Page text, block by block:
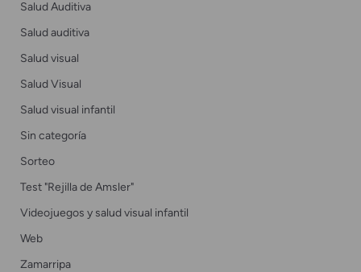
Salud Auditiva
Salud auditiva
Salud visual
Salud Visual
Salud visual infantil
Sin categoría
Sorteo
Test "Rejilla de Amsler"
Videojuegos y salud visual infantil
Web
Zamarripa